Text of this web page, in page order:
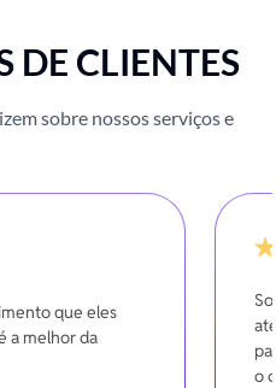
DE CLIENTES
sobre nossos serviços e
que eles
a melhor da
o